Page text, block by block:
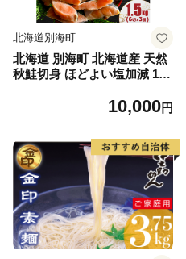
北海道別海町
北海道 別海町 北海道産 天然
秋鮭切身 ほどよい塩加減 1.5
10,000円